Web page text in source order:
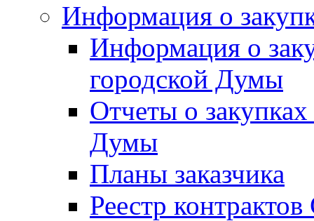
Информация о
Информация о
городской Думы
Отчеты о
Думы
Планы заказчика
Реестр